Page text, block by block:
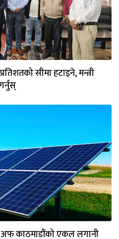
सीमा हटाइने, मन्त्री
अफ काठमाडौंको एकल लगानी